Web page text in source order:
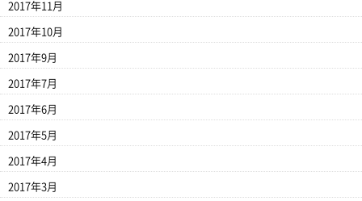
2017年11月
2017年10月
2017年9月
2017年7月
2017年6月
2017年5月
2017年4月
2017年3月